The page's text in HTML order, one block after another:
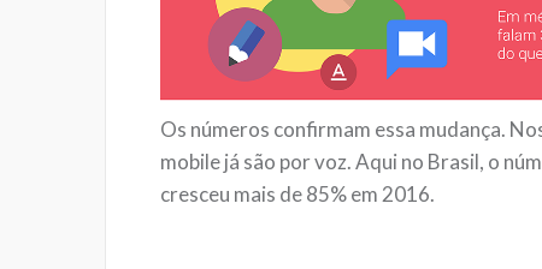
Os números confirmam essa mudança.
mobile já são por voz. Aqui no Brasil, o
cresceu mais de 85% em 2016.